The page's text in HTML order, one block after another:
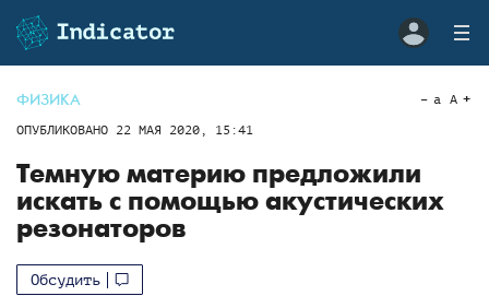
ФИЗИКА
ОПУБЛИКОВАНО 22 МАЯ 2020, 15:41
a A
Темную материю предложили
искать с помощью акустических
резонаторов
Обсудить